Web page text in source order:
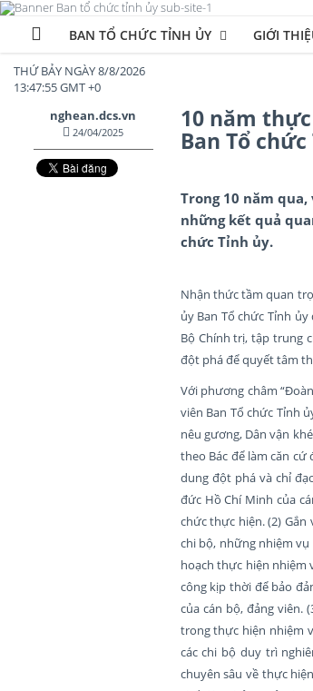
BAN TỔ CHỨC TỈNH ỦY GIỚI
THỨ BẢY NGÀY 8/8/2026
13:47:55 GMT +0
nghean.dcs.vn
24/04/2025 10 năm
Ban Tổ
Trong 10 năm
những kết quả
chức Tỉnh ủy.
Nhận thức tầm quan
ủy Ban Tổ chức Tỉnh
Bộ Chính trị, tập trung
đột phá để quyết tâm
Với phương châm
viên Ban Tổ chức Tỉnh
nêu gương, Dân vận
theo Bác để làm căn
dung đột phá và chỉ
đức Hồ Chí Minh của
chức thực hiện. (2)
chi bộ, những nhiệm
hoạch thực hiện nhiệm
công kịp thời để bảo
của cán bộ, đảng
trong thực hiện nhiệm
các chi bộ duy trì
chuyên sâu về thực